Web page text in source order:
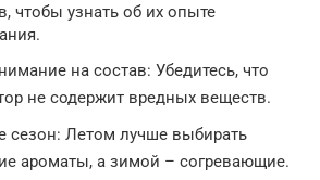
чтобы узнать об их опыте
на состав: Убедитесь, что
не содержит вредных веществ.
сезон: Летом лучше выбирать
ароматы, а зимой – согревающие.